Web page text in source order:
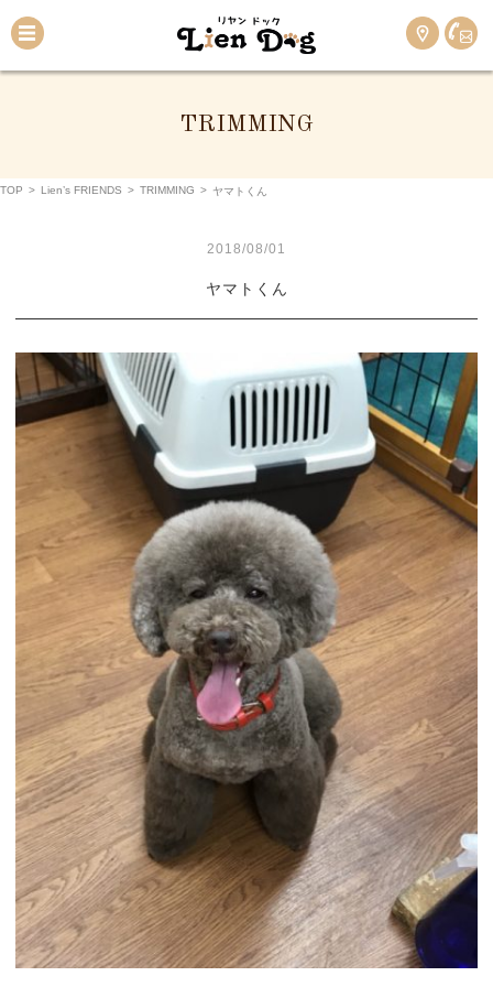
TRIMMING
TOP > Lien’s FRIENDS > TRIMMING > ヤマトくん
2018/08/01
ヤマトくん